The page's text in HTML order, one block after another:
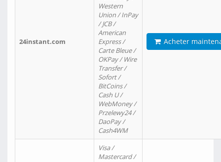
24instant.com
Western
Union / InPay
/ JCB /
American
Express /
Carte Bleue /
OKPay / Wire
Transfer /
Sofort /
BitCoins /
Cash U /
WebMoney /
Przelewy24 /
DaoPay /
Cash4WM
Acheter
Visa /
Mastercard /